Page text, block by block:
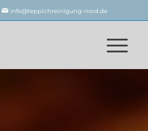
info@teppichreinigung-nord.de